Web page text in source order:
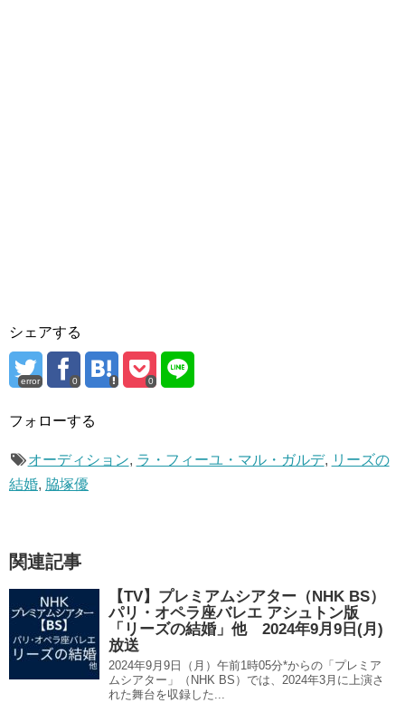
シェアする
error 0 0
フォローする
オーディション, ラ・フィーユ・マル・ガルデ, リーズの
結婚, 脇塚優
関連記事
【TV】プレミアムシアター（NHK BS）
パリ・オペラ座バレエ アシュトン版
「リーズの結婚」他 2024年9月9日(月)
放送
2024年9月9日（月）午前1時05分*からの「プレミア
ムシアター」（NHK BS）では、2024年3月に上演さ
れた舞台を収録した...